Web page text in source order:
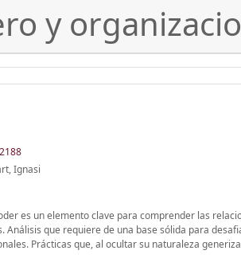
y
Ignasi
es un elemento clave para comprender las
que requiere de una base sólida para
Prácticas que, al ocultar su naturaleza